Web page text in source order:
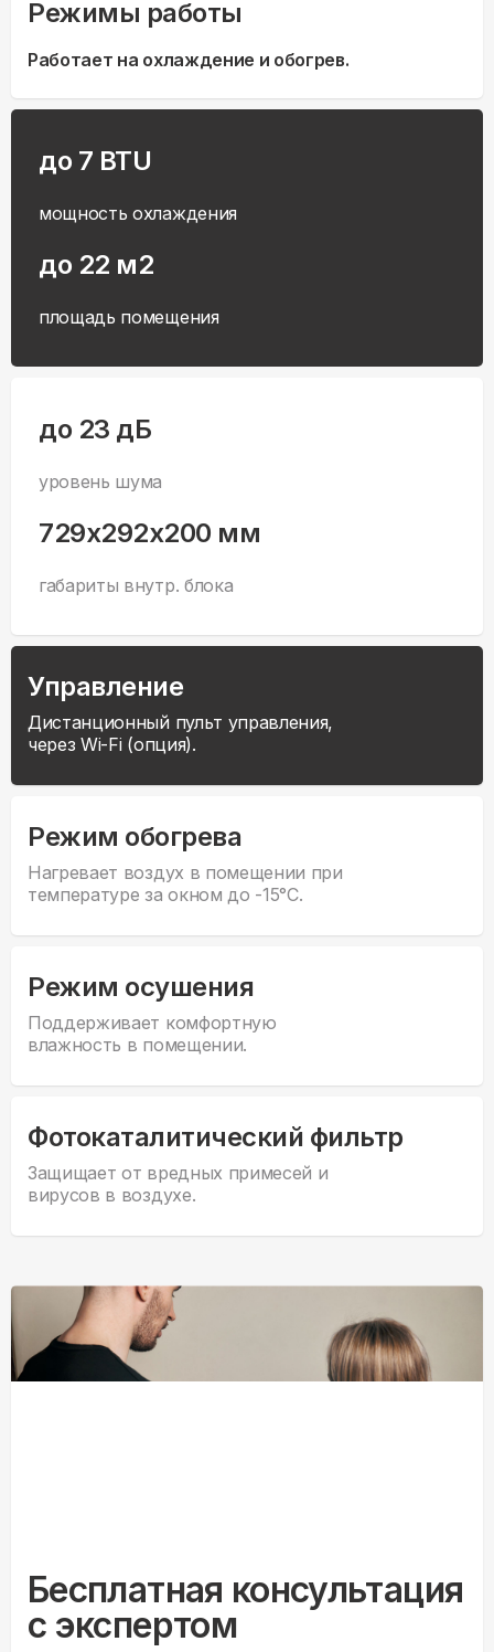
Режимы работы
Работает на охлаждение и обогрев.
до 7 BTU
мощность охлаждения
до 22 м2
площадь помещения
до 23 дБ
уровень шума
729x292x200 мм
габариты внутр. блока
Управление
Дистанционный пульт управления,
через Wi-Fi (опция).
Режим обогрева
Нагревает воздух в помещении при
температуре за окном до -15°С.
Режим осушения
Поддерживает комфортную
влажность в помещении.
Фотокаталитический фильтр
Защищает от вредных примесей и
вирусов в воздухе.
Бесплатная консультация
с экспертом